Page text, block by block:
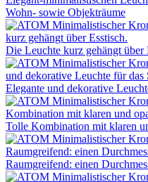
Wohn- sowie Objekträume
Die Leuchte kurz gehängt über
Elegante und dekorative
Tolle Kombination mit klaren
Raumgreifend: einen